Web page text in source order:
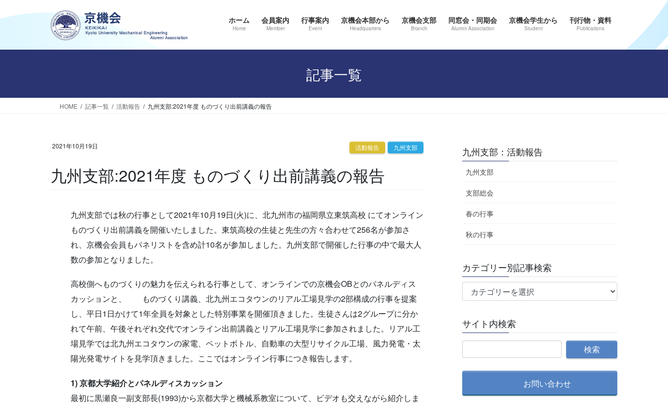
ン
ツ
ッ
ビ
シ
移
ホーム
Home
会員案内
Member
行事案内
Event
京機会本部から
Headquarters
京機会支部
Branch
同窓会・同期会
Alumni Association
京機会学生から
Student
刊行物・資料
Publications
記事一覧
HOME 記事一覧 活動報告 九州支部:2021年度 ものづくり出前講義の報告
2021年10月19日 九州支部
活動報告
九州支部:2021年度 ものづくり出前講義の報告
九州支部では秋の行事として2021年10月19日(火)に、北九州市の福岡県立東筑高校 にてオンライン
ものづくり出前講義を開催いたしました。東筑高校の生徒と先生の方々合わせて256名が参加さ
れ、京機会会員もパネリストを含め計10名が参加しました。九州支部で開催した行事の中で最大人
数の参加となりました。
高校側へものづくりの魅力を伝えられる行事として、オンラインでの京機会OBとのパネルディス
カッションと、 ものづくり講義、北九州エコタウンのリアル工場見学の2部構成の行事を提案
し、平日1日かけて1年全員を対象とした特別事業を開催頂きました。生徒さんは2グループに分か
れて午前、午後それぞれ交代でオンライン出前講義とリアル工場見学に参加されました。リアル工
場見学では北九州エコタウンの家電、ペットボトル、自動車の大型リサイクル工場、風力発電・太
陽光発電サイトを見学頂きました。ここではオンライン行事につき報告します。
1) 京都大学紹介とパネルディスカッション
最初に黒瀬良一副支部長(1993)から京都大学と機械系教室について、ビデオも交えながら紹介しま
九州支部：活動報告
九州支部
支部総会
春の行事
秋の行事
カテゴリー別記事検索
カ
テ
リ
ー
記
事
索
サイト内検索
お問い合わせ